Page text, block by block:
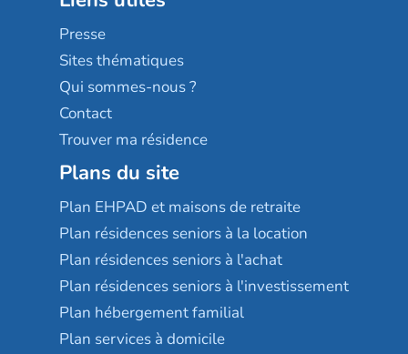
Sérénys
Résidences services Villa Médicis
Presse
Sites thématiques
Qui sommes-nous ?
Contact
Trouver ma résidence
Plans du site
Plan EHPAD et maisons de retraite
Plan résidences seniors à la location
Plan résidences seniors à l'achat
Plan résidences seniors à l'investissement
Plan hébergement familial
Plan services à domicile